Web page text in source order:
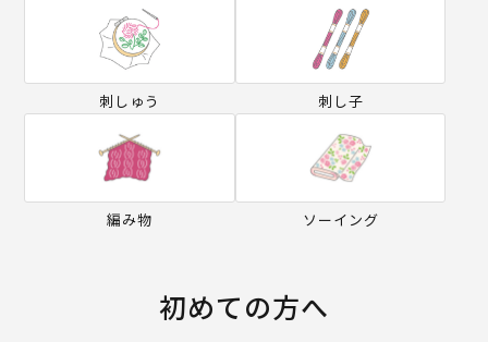
刺しゅう 刺し子
編み物 ソーイング
初めての方へ